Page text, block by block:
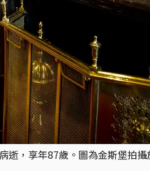
，享年87歲。圖為金斯堡拍攝